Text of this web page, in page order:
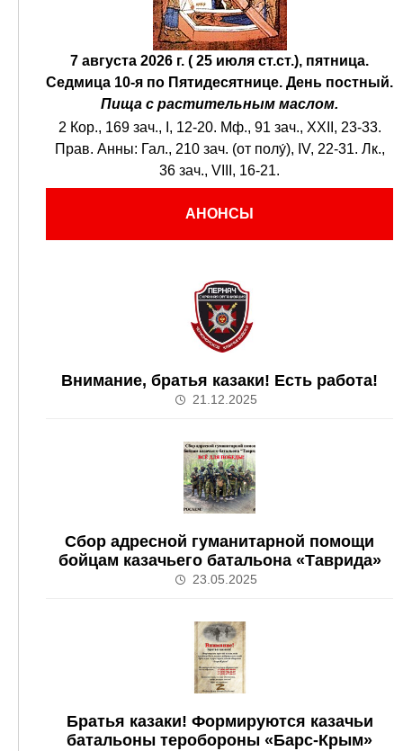
7 августа 2026 г. ( 25 июля ст.ст.), пятница.
Седмица 10-я по Пятидесятнице. День постный.
Пища с растительным маслом.
2 Кор., 169 зач., I, 12-20. Мф., 91 зач., XXII, 23-33.
Прав. Анны: Гал., 210 зач. (от полу́), IV, 22-31. Лк.,
36 зач., VIII, 16-21.
АНОНСЫ
Внимание, братья казаки! Есть работа!
21.12.2025
Сбор адресной гуманитарной помощи
бойцам казачьего батальона «Таврида»
23.05.2025
Братья казаки! Формируются казачьи
батальоны теробороны «Барс-Крым»